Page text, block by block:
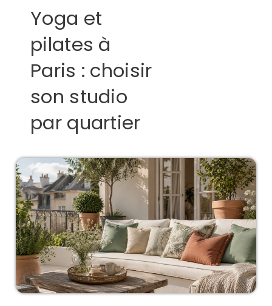
Yoga et
pilates à
Paris : choisir
son studio
par quartier